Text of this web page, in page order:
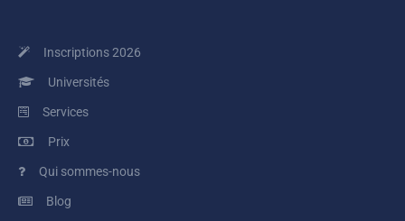
Inscriptions 2026
Universités
Services
Prix
Qui sommes-nous
Blog